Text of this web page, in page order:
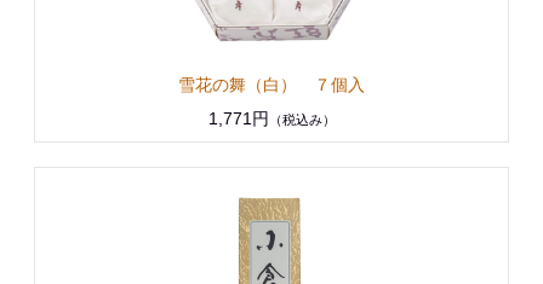
雪花の舞（白） ７個入
1,771円
（税込み）